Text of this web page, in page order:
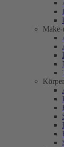
Make-
Körper